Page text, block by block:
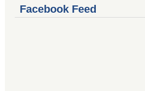
Facebook Feed